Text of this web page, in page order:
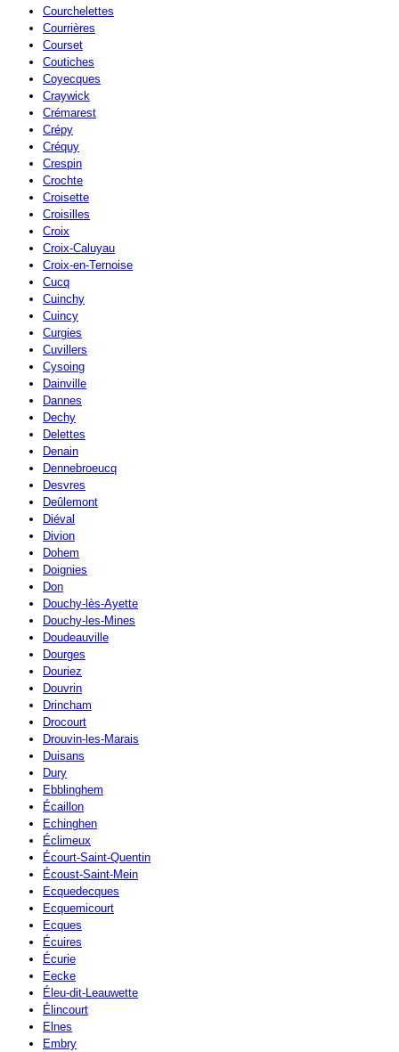
Courchelettes
Courrières
Courset
Coutiches
Coyecques
Craywick
Crémarest
Crépy
Créquy
Crespin
Crochte
Croisette
Croisilles
Croix
Croix-Caluyau
Croix-en-Ternoise
Cucq
Cuinchy
Cuincy
Curgies
Cuvillers
Cysoing
Dainville
Dannes
Dechy
Delettes
Denain
Dennebroeucq
Desvres
Deûlemont
Diéval
Divion
Dohem
Doignies
Don
Douchy-lès-Ayette
Douchy-les-Mines
Doudeauville
Dourges
Douriez
Douvrin
Drincham
Drocourt
Drouvin-les-Marais
Duisans
Dury
Ebblinghem
Écaillon
Echinghen
Éclimeux
Écourt-Saint-Quentin
Écoust-Saint-Mein
Ecquedecques
Ecquemicourt
Ecques
Écuires
Écurie
Eecke
Éleu-dit-Leauwette
Élincourt
Elnes
Embry